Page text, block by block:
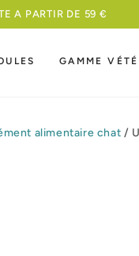
NOURRITURE A
GAMME
alimentaire chat /